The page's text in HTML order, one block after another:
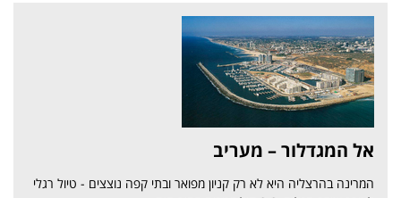
אל המגדלור – מעריב
המרינה בהרצליה היא לא רק קניון מפואר ובתי קפה נוצצים - טיול רגלי